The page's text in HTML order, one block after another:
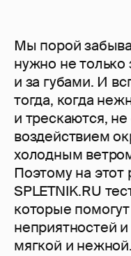
Мы порой
нужно не только
и за губами. И
тогда, когда
и трескаются,
воздействием
холодным
Поэтому на этот
SPLETNIK.RU
которые
неприятностей
мягкой и нежной.